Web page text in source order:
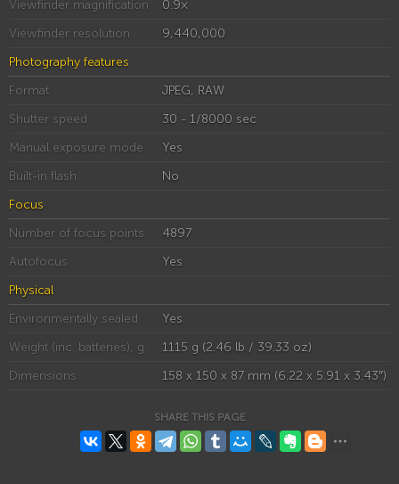
Viewfinder magnification
0.9×
Viewfinder resolution
9,440,000
Photography features
Format
JPEG, RAW
Shutter speed
30 - 1/8000 sec
Manual exposure mode
Yes
Built-in flash
No
Focus
Number of focus points
4897
Autofocus
Yes
Physical
Environmentally sealed
Yes
Weight (inc. batteries), g
1115 g (2.46 lb / 39.33 oz)
Dimensions
158 x 150 x 87 mm (6.22 x 5.91 x 3.43″)
SHARE THIS PAGE